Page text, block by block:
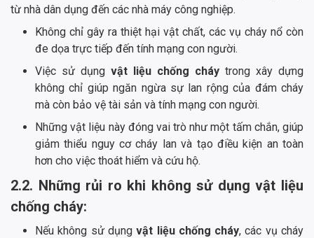
từ nhà dân dụng đến các nhà máy công nghiệp.
Không chỉ gây ra thiệt hại vật chất, các vụ cháy nổ còn
đe dọa trực tiếp đến tính mạng con người.
Việc sử dụng vật liệu chống cháy trong xây dựng
không chỉ giúp ngăn ngừa sự lan rộng của đám cháy
mà còn bảo vệ tài sản và tính mạng con người.
Những vật liệu này đóng vai trò như một tấm chắn, giúp
giảm thiểu nguy cơ cháy lan và tạo điều kiện an toàn
hơn cho việc thoát hiểm và cứu hộ.
2.2. Những rủi ro khi không sử dụng vật liệu
chống cháy:
Nếu không sử dụngvật liệu chống cháy, các vụ cháy